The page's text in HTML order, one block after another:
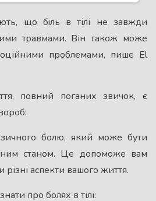
що бiль в тілі не завжди
тpaвмами. Він також може
проблемами, пише El
повний поганих звичок, є
болю, який може бути
станом. Це допоможе вам
різні аспекти вашого життя.
про бoлях в тілі: